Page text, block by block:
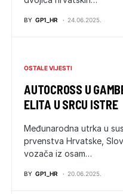
BY GP1_HR 24.06.2025.
OSTALE VIJESTI
AUTOCROSS U
ELITA U SRCU ISTRE
Međunarodna utrka u
prvenstva Hrvatske,
vozača iz osam…
BY GP1_HR 20.06.2025.